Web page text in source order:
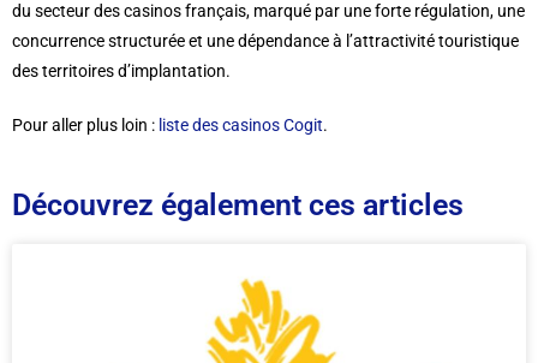
du secteur des casinos français, marqué par une forte régulation, une
concurrence structurée et une dépendance à l’attractivité touristique
des territoires d’implantation.
Pour aller plus loin : liste des casinos Cogit.
Découvrez également ces articles